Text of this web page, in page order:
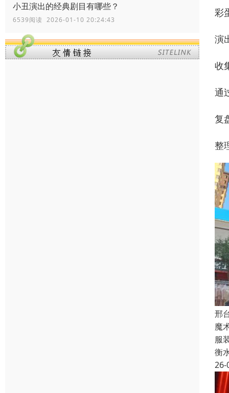
小丑演出的经典剧目有哪些？
6539阅读 2026-01-10 20:24:43
彩
演
收
通
复
整
邢
魔
服
衡
26-